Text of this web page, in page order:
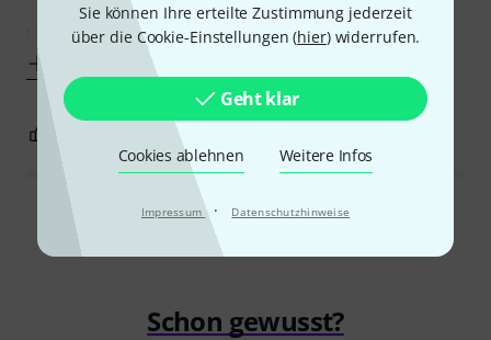
Sie können Ihre erteilte Zustimmung jederzeit
über die Cookie-Einstellungen (hier) widerrufen.
Geht klar
Cookies ablehnen Weitere Infos
Impressum · Datenschutzhinweise
I ordered mine with 2 additional holders so that when I get
Mehr anzeigen
Alle Bewertungen lesen
Schon gewusst?